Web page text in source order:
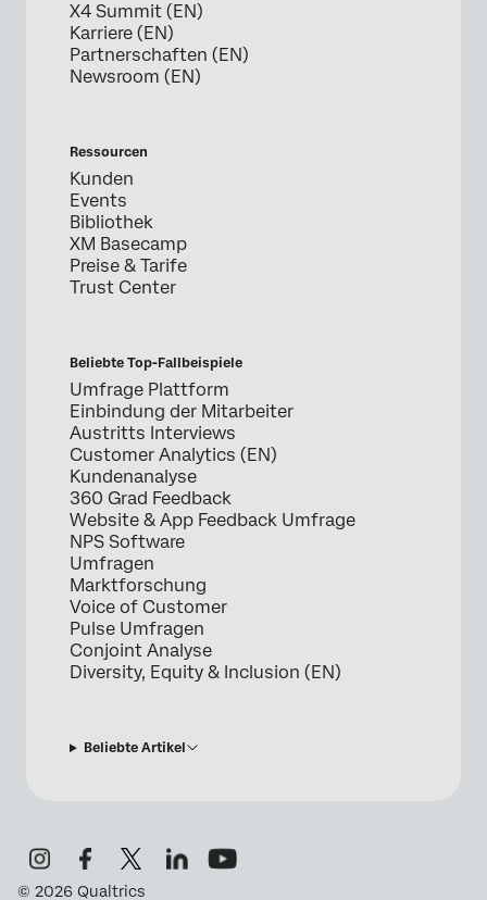
X4 Summit (EN)
Karriere (EN)
Partnerschaften (EN)
Newsroom (EN)
Ressourcen
Kunden
Events
Bibliothek
XM Basecamp
Preise & Tarife
Trust Center
Beliebte Top-Fallbeispiele
Umfrage Plattform
Einbindung der Mitarbeiter
Austritts Interviews
Customer Analytics (EN)
Kundenanalyse
360 Grad Feedback
Website & App Feedback Umfrage
NPS Software
Umfragen
Marktforschung
Voice of Customer
Pulse Umfragen
Conjoint Analyse
Diversity, Equity & Inclusion (EN)
Beliebte Artikel
© 2026 Qualtrics